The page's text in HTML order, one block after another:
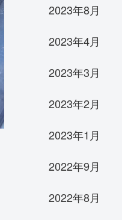
2023年8月
2023年4月
2023年3月
2023年2月
2023年1月
2022年9月
2022年8月